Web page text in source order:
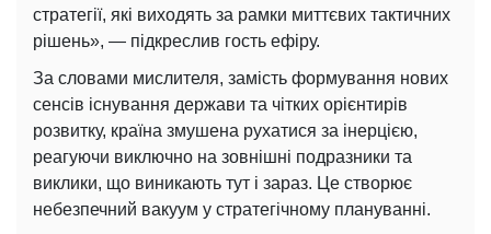
стратегії, які виходять за рамки миттєвих тактичних
рішень», — підкреслив гость ефіру.
За словами мислителя, замість формування нових
сенсів існування держави та чітких орієнтирів
розвитку, країна змушена рухатися за інерцією,
реагуючи виключно на зовнішні подразники та
виклики, що виникають тут і зараз. Це створює
небезпечний вакуум у стратегічному плануванні.